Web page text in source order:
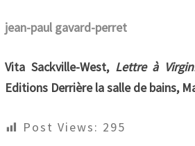
jean-paul gavard-perret
Vita Sackville-West, Lettre à
Editions Derrière la salle de bains,
Post Views: 295